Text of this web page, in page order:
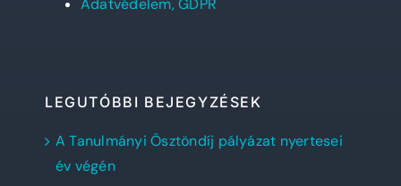
Adatvédelem, GDPR
LEGUTÓBBI BEJEGYZÉSEK
A Tanulmányi Ösztöndíj pályázat nyertesei
év végén